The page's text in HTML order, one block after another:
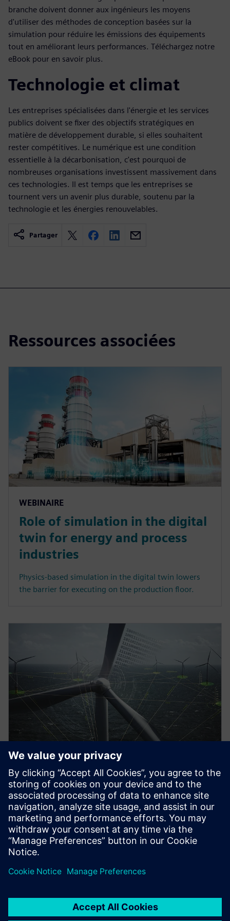
branche doivent donner aux ingénieurs les moyens
d'utiliser des méthodes de conception basées sur la
simulation pour réduire les émissions des équipements
tout en améliorant leurs performances. Téléchargez notre
eBook pour en savoir plus.
Technologie et climat
Les entreprises spécialisées dans l'énergie et les services
publics doivent se fixer des objectifs stratégiques en
matière de développement durable, si elles souhaitent
rester compétitives. Le numérique est une condition
essentielle à la décarbonisation, c'est pourquoi de
nombreuses organisations investissent massivement dans
ces technologies. Il est temps que les entreprises se
tournent vers un avenir plus durable, soutenu par la
technologie et les énergies renouvelables.
Partager
Ressources associées
WEBINAIRE
Role of simulation in the digital
twin for energy and process
industries
Physics-based simulation in the digital twin lowers
the barrier for executing on the production floor.
SYNTHÈSE DE SOLUTION
Innover dans le domaine de
l'ingénierie éolienne
De nouvelles capacités dans le secteur de
l&#39;ingénierie éolienne. Innovation avec Siemens.